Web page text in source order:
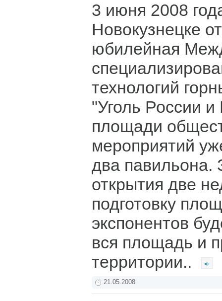
3 июня 2008
Новокузнецке
юбилейная
технологий
"Уголь России
площади
мероприятий
два павильона.
открытия две
подготовку
экспонентов
вся площадь и
территории..
21.05.2008